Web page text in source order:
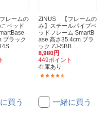
レームの
ベッド
ブラック
買う
ZINUS 【フレームの
み】スチールパイプベ
ッドフレーム SmartB
ase 高さ35.4cm ブラ
ック ZJ-SBB...
8,980円
449ポイント
在庫あり
一緒に買う